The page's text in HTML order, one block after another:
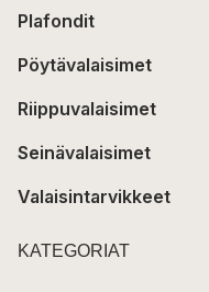
Plafondit
Pöytävalaisimet
Riippuvalaisimet
Seinävalaisimet
Valaisintarvikkeet
KATEGORIAT